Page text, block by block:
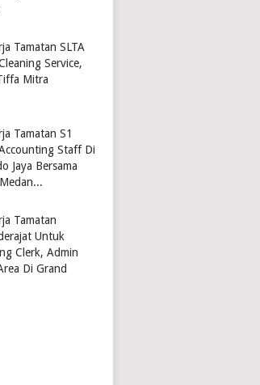
Tamatan SLTA
Service,
Mitra
Tamatan S1
Staff Di
Jaya Bersama
Tamatan
Untuk
Clerk, Admin
Di Grand